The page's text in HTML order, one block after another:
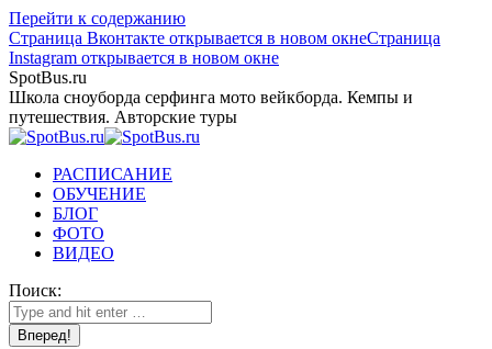
Перейти к содержанию
Страница Вконтакте открывается в новом окнеСтраница
Instagram открывается в новом окне
SpotBus.ru
Школа сноуборда серфинга мото вейкборда. Кемпы и
путешествия. Авторские туры
РАСПИСАНИЕ
ОБУЧЕНИЕ
БЛОГ
ФОТО
ВИДЕО
Поиск: